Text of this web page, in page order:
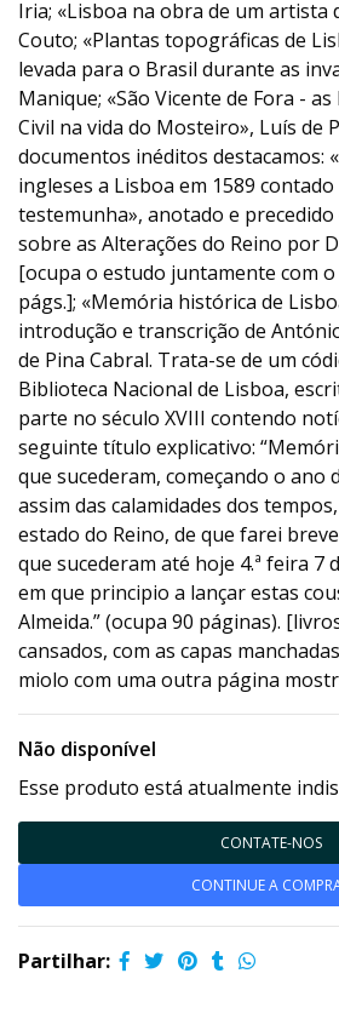
Iria; «Lisboa na obra de um artista
Couto; «Plantas topográficas de
levada para o Brasil durante as
Manique; «São Vicente de Fora -
Civil na vida do Mosteiro», Luís de
documentos inéditos destacamos:
ingleses a Lisboa em 1589
testemunha», anotado e
sobre as Alterações do Reino por
[ocupa o estudo juntamente com
págs.]; «Memória histórica de
introdução e transcrição de
de Pina Cabral. Trata-se de um
Biblioteca Nacional de Lisboa,
parte no século XVIII contendo
seguinte título explicativo:
que sucederam, começando o ano
assim das calamidades dos
estado do Reino, de que farei
que sucederam até hoje 4.ª feira 7
em que principio a lançar estas
Almeida.” (ocupa 90 páginas).
cansados, com as capas
miolo com uma outra página
Não disponível
Esse produto está atualmente
CONTATE-NOS
CONTINUE A
Partilhar: